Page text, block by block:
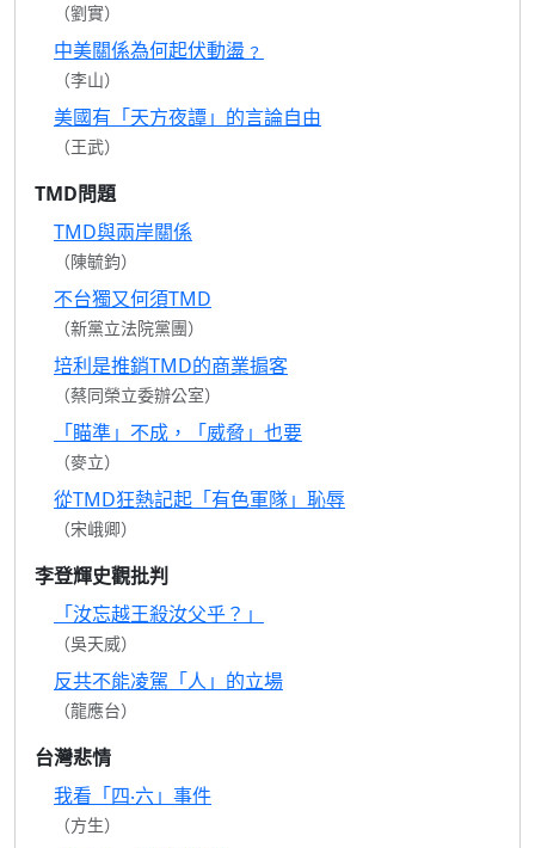
（劉實）
中美關係為何起伏動盪﹖
（李山）
美國有「天方夜譚」的言論自由
（王武）
TMD問題
TMD與兩岸關係
（陳毓鈞）
不台獨又何須TMD
（新黨立法院黨團）
培利是推銷TMD的商業掮客
（蔡同榮立委辦公室）
「瞄準」不成，「威脅」也要
（麥立）
從TMD狂熱記起「有色軍隊」恥辱
（宋峨卿）
李登輝史觀批判
「汝忘越王殺汝父乎？」
（吳天威）
反共不能凌駕「人」的立場
（龍應台）
台灣悲情
我看「四‧六」事件
（方生）